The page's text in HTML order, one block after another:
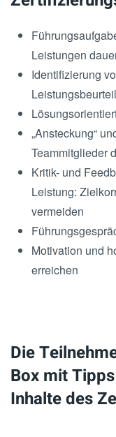
Leistungen
Identifizierung
„Ansteckung“
Teammitglieder
Kritik- und
Leistung:
vermeiden
Motivation und
erreichen
Die
Box mit
Inhalte des